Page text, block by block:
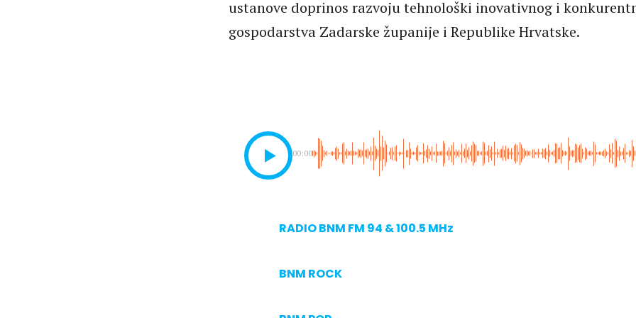
ustanove doprinos razvoju tehnološki inovativnog i
gospodarstva Zadarske županije i Republike Hrvatske.
00:00
RADIO BNM FM 94 & 100.5 MHz
BNM ROCK